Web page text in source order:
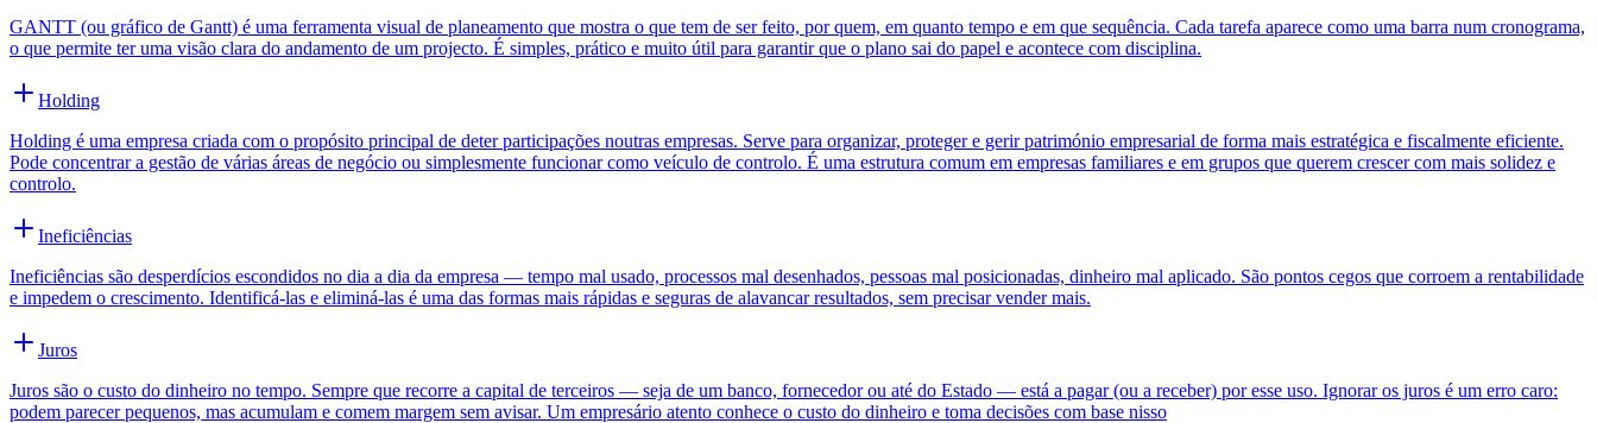
GANTT (ou gráfico de Gantt) é uma ferramenta visual de planeamento que mostra o que tem de ser feito, por quem, em quanto tempo e em que sequência. Cada tarefa aparece como uma barra num cronograma,
o que permite ter uma visão clara do andamento de um projecto. É simples, prático e muito útil para garantir que o plano sai do papel e acontece com disciplina.
Holding
Holding é uma empresa criada com o propósito principal de deter participações noutras empresas. Serve para organizar, proteger e gerir património empresarial de forma mais estratégica e fiscalmente eficiente.
Pode concentrar a gestão de várias áreas de negócio ou simplesmente funcionar como veículo de controlo. É uma estrutura comum em empresas familiares e em grupos que querem crescer com mais solidez e
controlo.
Ineficiências
Ineficiências são desperdícios escondidos no dia a dia da empresa — tempo mal usado, processos mal desenhados, pessoas mal posicionadas, dinheiro mal aplicado. São pontos cegos que corroem a rentabilidade
e impedem o crescimento. Identificá-las e eliminá-las é uma das formas mais rápidas e seguras de alavancar resultados, sem precisar vender mais.
Juros
Juros são o custo do dinheiro no tempo. Sempre que recorre a capital de terceiros — seja de um banco, fornecedor ou até do Estado — está a pagar (ou a receber) por esse uso. Ignorar os juros é um erro caro:
podem parecer pequenos, mas acumulam e comem margem sem avisar. Um empresário atento conhece o custo do dinheiro e toma decisões com base nisso